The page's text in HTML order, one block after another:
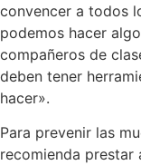
convencer a todos
podemos hacer
compañeros de
deben tener
hacer».
Para prevenir las
recomienda prestar